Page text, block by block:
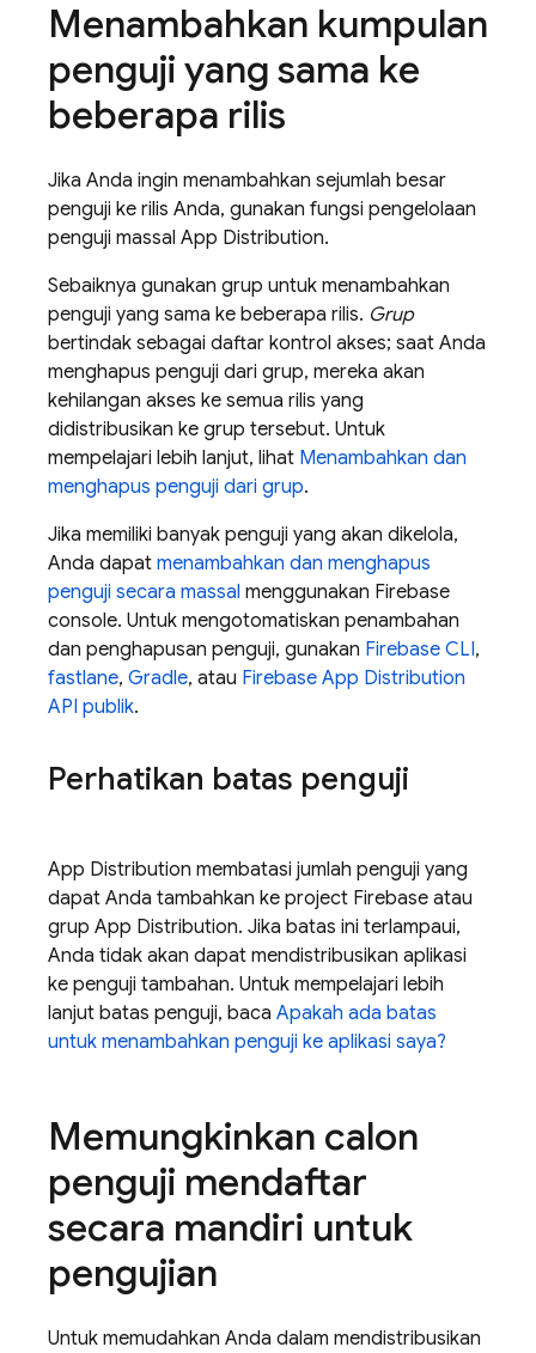
Menambahkan kumpulan
penguji yang sama ke
beberapa rilis
Jika Anda ingin menambahkan sejumlah besar
penguji ke rilis Anda, gunakan fungsi pengelolaan
penguji massal App Distribution.
Sebaiknya gunakan grup untuk menambahkan
penguji yang sama ke beberapa rilis. Grup
bertindak sebagai daftar kontrol akses; saat Anda
menghapus penguji dari grup, mereka akan
kehilangan akses ke semua rilis yang
didistribusikan ke grup tersebut. Untuk
mempelajari lebih lanjut, lihat Menambahkan dan
menghapus penguji dari grup.
Jika memiliki banyak penguji yang akan dikelola,
Anda dapat menambahkan dan menghapus
penguji secara massal menggunakan Firebase
console. Untuk mengotomatiskan penambahan
dan penghapusan penguji, gunakan Firebase CLI,
fastlane, Gradle, atau Firebase App Distribution
API publik.
Perhatikan batas penguji
App Distribution membatasi jumlah penguji yang
dapat Anda tambahkan ke project Firebase atau
grup App Distribution. Jika batas ini terlampaui,
Anda tidak akan dapat mendistribusikan aplikasi
ke penguji tambahan. Untuk mempelajari lebih
lanjut batas penguji, baca Apakah ada batas
untuk menambahkan penguji ke aplikasi saya?
Memungkinkan calon
penguji mendaftar
secara mandiri untuk
pengujian
Untuk memudahkan Anda dalam mendistribusikan